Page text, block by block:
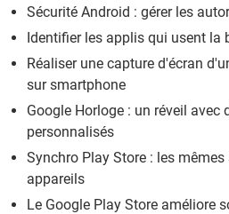
Sécurité Android : gérer les
Identifier les applis qui usent la
Réaliser une capture d'écran
sur smartphone
Google Horloge : un réveil avec
personnalisés
Synchro Play Store : les
appareils
Le Google Play Store améliore